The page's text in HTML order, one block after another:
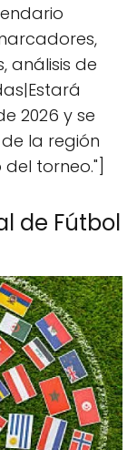
análisis de
2026 y se
la región
torneo."]
de Fútbol